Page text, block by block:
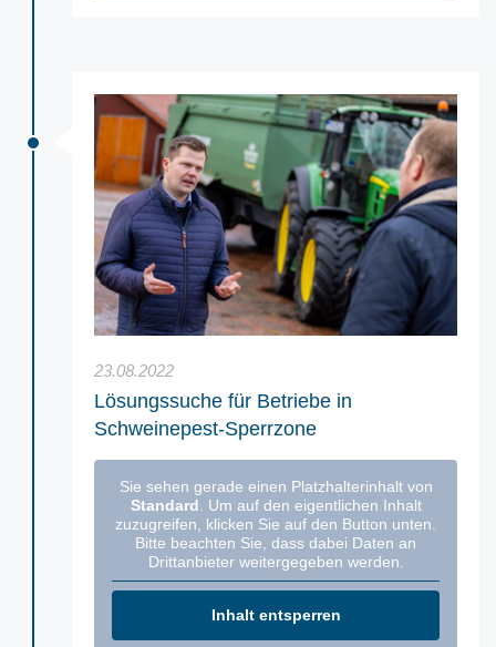
23.08.2022
Lösungssuche für Betriebe in
Schweinepest-Sperrzone
Sie sehen gerade einen Platzhalterinhalt von
Standard. Um auf den eigentlichen Inhalt
zuzugreifen, klicken Sie auf den Button unten.
Bitte beachten Sie, dass dabei Daten an
Drittanbieter weitergegeben werden.
Inhalt entsperren